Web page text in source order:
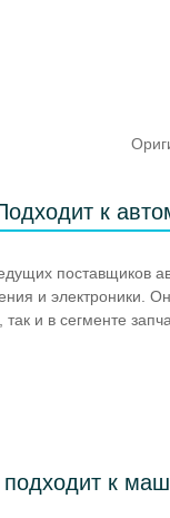
к
поставщиков
и электроники.
и в сегменте
к